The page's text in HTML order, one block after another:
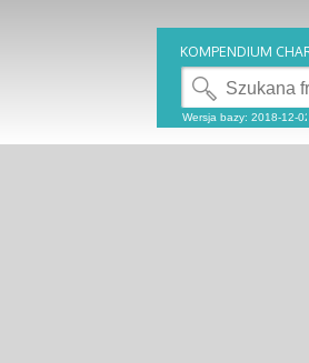
KOMPENDIUM